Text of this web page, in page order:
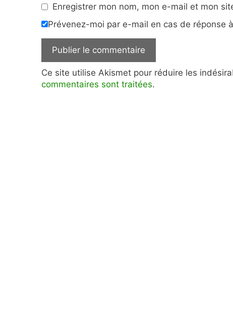
Enregistrer mon nom, mon e-mail et mon
Prévenez-moi par e-mail en cas de réponse
Ce site utilise Akismet pour réduire les
commentaires sont traitées.